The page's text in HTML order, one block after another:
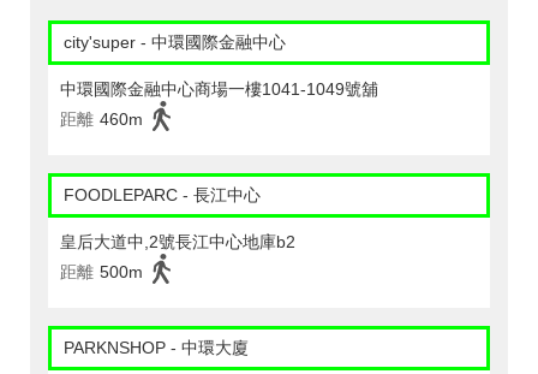
city'super - 中環國際金融中心
中環國際金融中心商場一樓1041-1049號舖
距離 460m
FOODLEPARC - 長江中心
皇后大道中,2號長江中心地庫b2
距離 500m
PARKNSHOP - 中環大廈